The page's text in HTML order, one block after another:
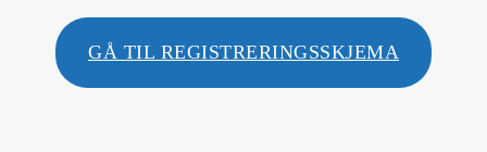
GÅ TIL REGISTRERINGSSKJEMA